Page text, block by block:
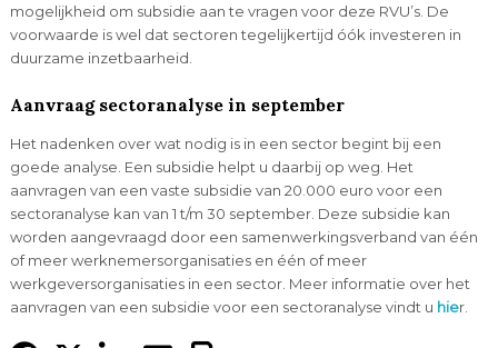
mogelijkheid om subsidie aan te vragen voor deze RVU’s. De
voorwaarde is wel dat sectoren tegelijkertijd óók investeren in
duurzame inzetbaarheid.
Aanvraag sectoranalyse in september
Het nadenken over wat nodig is in een sector begint bij een
goede analyse. Een subsidie helpt u daarbij op weg. Het
aanvragen van een vaste subsidie van 20.000 euro voor een
sectoranalyse kan van 1 t/m 30 september. Deze subsidie kan
worden aangevraagd door een samenwerkingsverband van één
of meer werknemersorganisaties en één of meer
werkgeversorganisaties in een sector. Meer informatie over het
aanvragen van een subsidie voor een sectoranalyse vindt u hier.